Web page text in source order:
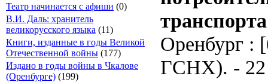
Театр начинается с афиши (0)
В.И. Даль: хранитель
великорусского языка (11)
Книги, изданные в годы Великой
Отечественной войны (177)
Издано в годы войны в Чкалове
(Оренбурге) (199)
Оренбург :
ГСНХ). - 22